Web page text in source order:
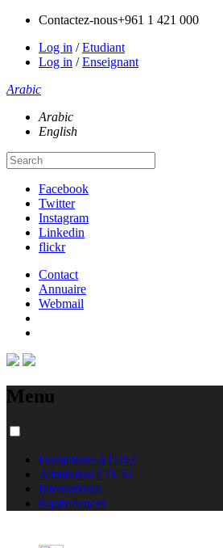
Contactez-nous+961 1 421 000
Log in /Etudiant
Log in /Enseignant
Arabic
Arabic
English
Facebook
Twitter
Instagram
Linkedin
flickr
Contact
Annuaire
Webmail
Menu
Formations à l'USJ
Admission à l'USJ
International
Équivalences